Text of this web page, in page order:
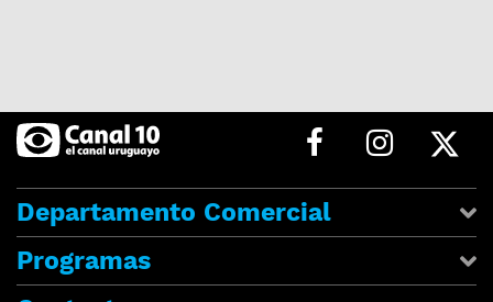
Departamento Comercial
Programas